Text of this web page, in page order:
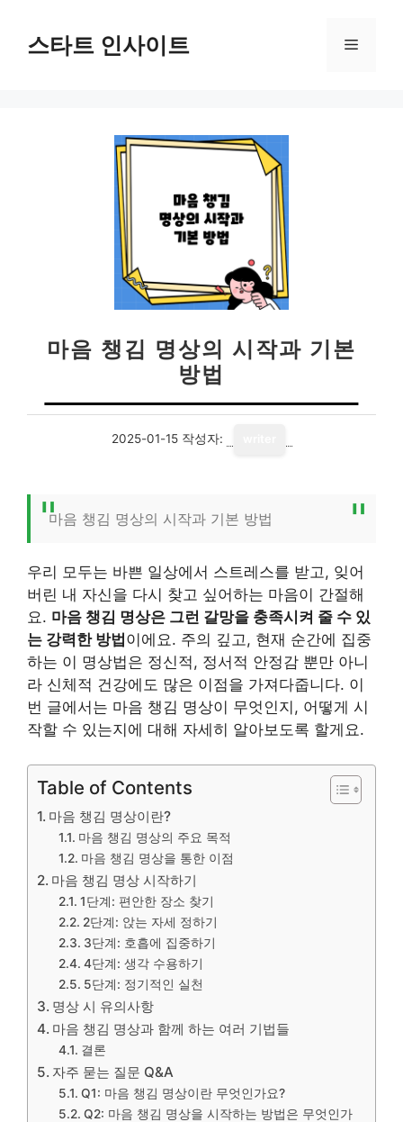
스타트 인사이트 메
마음 챙김 명상의 시작과 기본
방법
2025-01-15 작성자:
마음 챙김 명상의 시작과 기본 방법
우리 모두는 바쁜 일상에서 스트레스를 받고, 잊어
버린 내 자신을 다시 찾고 싶어하는 마음이 간절해
요. 마음 챙김 명상은 그런 갈망을 충족시켜 줄 수 있
는 강력한 방법 이에요. 주의 깊고, 현재 순간에 집중
하는 이 명상법은 정신적, 정서적 안정감 뿐만 아니
라 신체적 건강에도 많은 이점을 가져다줍니다. 이
번 글에서는 마음 챙김 명상이 무엇인지, 어떻게 시
작할 수 있는지에 대해 자세히 알아보도록 할게요.
Table of Contents
마음 챙김 명상이란?
마음 챙김 명상의 주요 목적
마음 챙김 명상을 통한 이점
마음 챙김 명상 시작하기
1단계: 편안한 장소 찾기
2단계: 앉는 자세 정하기
3단계: 호흡에 집중하기
4단계: 생각 수용하기
5단계: 정기적인 실천
명상 시 유의사항
마음 챙김 명상과 함께 하는 여러 기법들
결론
자주 묻는 질문 Q&A
Q1: 마음 챙김 명상이란 무엇인가요?
Q2: 마음 챙김 명상을 시작하는 방법은 무엇인가